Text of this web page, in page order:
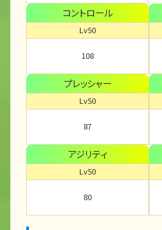
コントロール
Lv50
108
プレッシャー
Lv50
87
アジリティ
Lv50
80